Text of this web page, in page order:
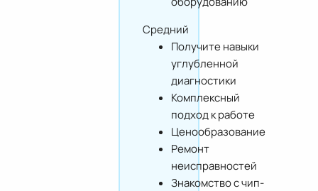
Средний
Получите навыки
углубленной
диагностики
Комплексный
подход к работе
Ценообразование
Ремонт
неисправностей
Знакомство с чип-